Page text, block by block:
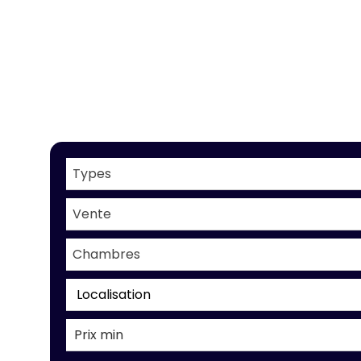
Types
Vente
Chambres
Localisation